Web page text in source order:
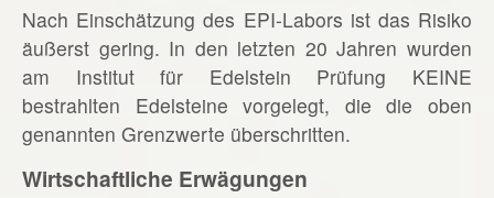
Nach Einschätzung des EPI-Labors ist das Risiko
äußerst gering. In den letzten 20 Jahren wurden
am Institut für Edelstein Prüfung KEINE
bestrahlten Edelsteine vorgelegt, die die oben
genannten Grenzwerte überschritten.
Wirtschaftliche Erwägungen